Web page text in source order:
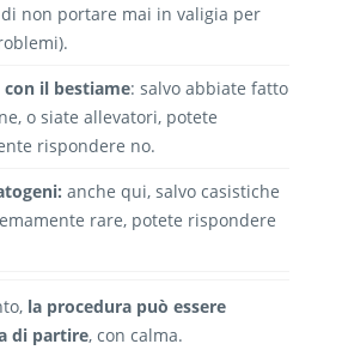
non portare mai in valigia per
il bestiame: salvo abbiate fatto
o siate allevatori, potete
rispondere no.
anche qui, salvo casistiche
rare, potete rispondere
la procedura può essere
di partire, con calma.